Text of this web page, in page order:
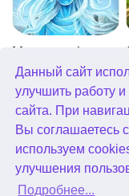
Данный сайт
улучшить работу
сайта. При
Вы соглашаетесь
используем
улучшения
Подробнее...
Небесные земли. Пробуждение гигантов. Коллекционное издание